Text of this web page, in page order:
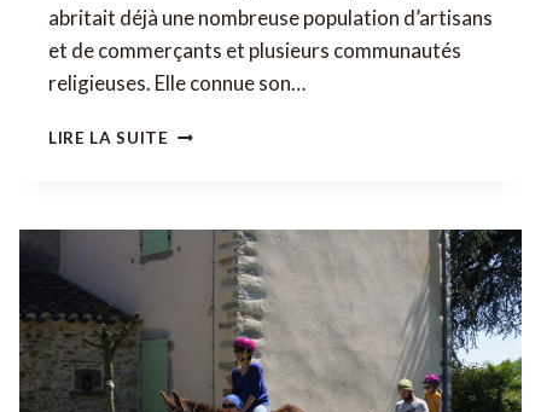
abritait déjà une nombreuse population d’artisans
et de commerçants et plusieurs communautés
religieuses. Elle connue son…
LIRE LA SUITE ALBI,